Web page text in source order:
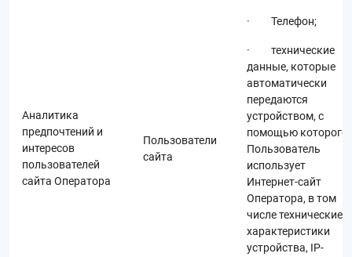
Аналитика
предпочтений и
интересов
пользователей
сайта Оператора
Пользователи
сайта
· Телефон;
· технические
данные, которые
автоматически
передаются
устройством, с
помощью которого
Пользователь
использует
Интернет-сайт
Оператора, в том
числе технические
характеристики
устройства, IP-